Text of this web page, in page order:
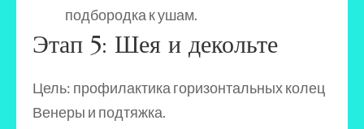
подбородка к ушам.
Этап 5: Шея и декольте
Цель: профилактика горизонтальных колец
Венеры и подтяжка.